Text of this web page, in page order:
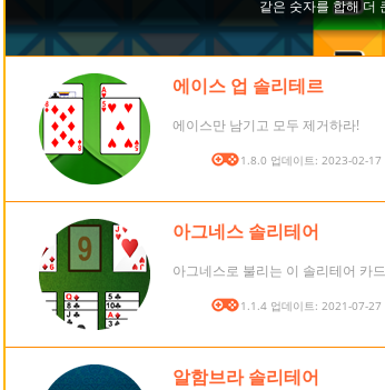
에이스 업 솔리테르
에이스만 남기고 모두 제거하라!
버전: 1.8.0 업데이트: 2023-02-17
아그네스 솔리테어
아그네스로 불리는 이 솔리테어 카
버전: 1.1.4 업데이트: 2021-07-27
알함브라 솔리테어